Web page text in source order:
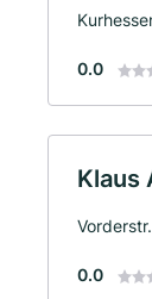
0.0
Klaus
0.0